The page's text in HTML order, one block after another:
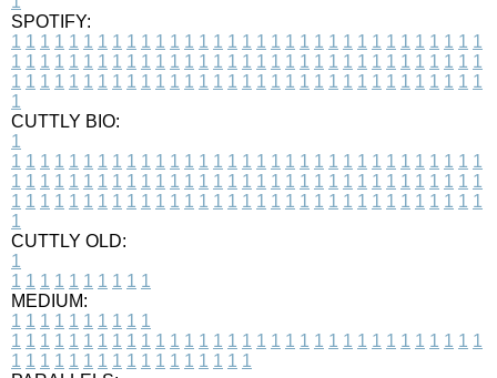
SPOTIFY:
1 1 1 1 1 1 1 1 1 1 1 1 1 1 1 1 1 1 1 1 1 1 1 1 1 1 1 1 1 1 1 1 1
1 1 1 1 1 1 1 1 1 1 1 1 1 1 1 1 1 1 1 1 1 1 1 1 1 1 1 1 1 1 1 1 1
1 1 1 1 1 1 1 1 1 1 1 1 1 1 1 1 1 1 1 1 1 1 1 1 1 1 1 1 1 1 1 1 1
1
CUTTLY BIO:
1
1 1 1 1 1 1 1 1 1 1 1 1 1 1 1 1 1 1 1 1 1 1 1 1 1 1 1 1 1 1 1 1 1
1 1 1 1 1 1 1 1 1 1 1 1 1 1 1 1 1 1 1 1 1 1 1 1 1 1 1 1 1 1 1 1 1
1 1 1 1 1 1 1 1 1 1 1 1 1 1 1 1 1 1 1 1 1 1 1 1 1 1 1 1 1 1 1 1 1
1
CUTTLY OLD:
1
1 1 1 1 1 1 1 1 1 1
MEDIUM:
1 1 1 1 1 1 1 1 1 1
1 1 1 1 1 1 1 1 1 1 1 1 1 1 1 1 1 1 1 1 1 1 1 1 1 1 1 1 1 1 1 1 1
1 1 1 1 1 1 1 1 1 1 1 1 1 1 1 1 1